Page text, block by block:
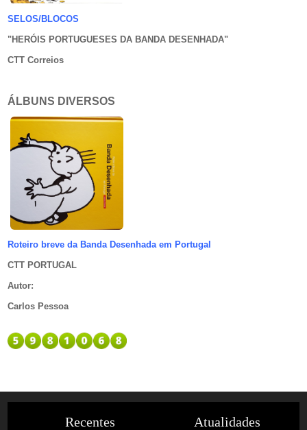
SELOS/BLOCOS
"HERÓIS PORTUGUESES DA BANDA DESENHADA"
CTT Correios
ÁLBUNS DIVERSOS
Roteiro breve da Banda Desenhada em Portugal
CTT PORTUGAL
Autor:
Carlos Pessoa
Recentes Atualidades